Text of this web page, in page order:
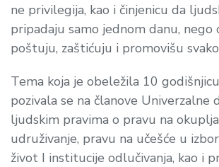
ne privilegija, kao i činjenicu da
pripadaju samo jednom danu, nego
poštuju, zaštićuju i promovišu
Tema koja je obeležila 10
pozivala se na članove Univerzalne
ljudskim pravima o pravu na
udruživanje, pravu na učešće u
život I institucije odlučivanja, kao i